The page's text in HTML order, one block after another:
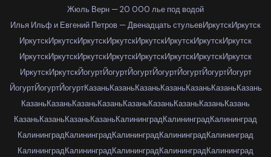
Жюль Верн — 20 000 лье под водой
Илья Ильф и Евгений Петров — Двенадцать стульевИркутскИркутск
ИркутскИркутскИркутскИркутскИркутскИркутскИркутскИркутск
ИркутскИркутскИркутскИркутскИркутскИркутскИркутскИркутск
ИркутскИркутскЙогуртЙогуртЙогуртЙогуртЙогуртЙогуртЙогурт
ЙогуртЙогуртЙогуртКазаньКазаньКазаньКазаньКазаньКазаньКазань
КазаньКазаньКазаньКазаньКазаньКазаньКазаньКазаньКазань
КазаньКазаньКазаньКазаньКалининградКалининградКалининград
КалининградКалининградКалининградКалининградКалининград
КалининградКалининградКалининградКалининградКалининград